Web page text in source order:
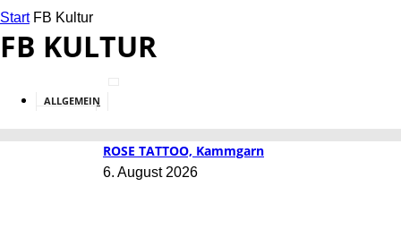
Start FB Kultur
FB KULTUR
ALLGEMEIN
ROSE TATTOO, Kammgarn
6. August 2026